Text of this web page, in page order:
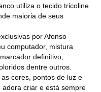
utiliza o tecido tricoline
maioria de seus
por Afonso
computador, mistura
definitivo,
dentre outros.
cores, pontos de luz e
criar e está sempre